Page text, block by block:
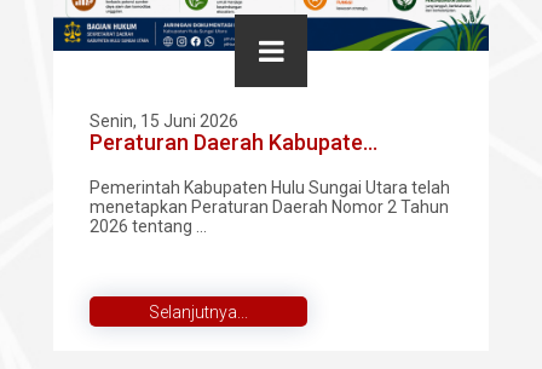
Senin, 15 Juni 2026
Peraturan Daerah Kabupate...
Pemerintah Kabupaten Hulu Sungai Utara telah
menetapkan Peraturan Daerah Nomor 2 Tahun
2026 tentang ...
Selanjutnya...